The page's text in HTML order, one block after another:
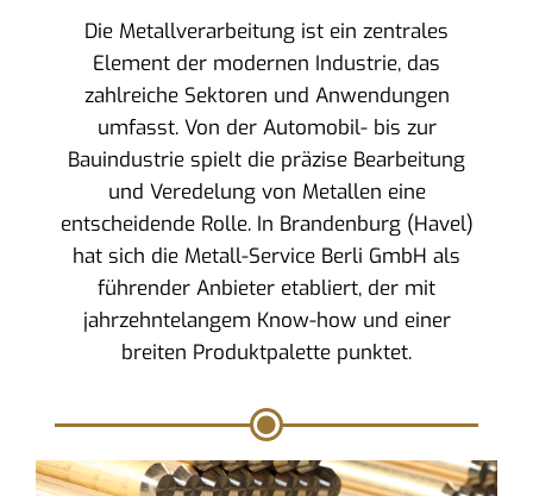
Die Metallverarbeitung ist ein zentrales
Element der modernen Industrie, das
zahlreiche Sektoren und Anwendungen
umfasst. Von der Automobil- bis zur
Bauindustrie spielt die präzise Bearbeitung
und Veredelung von Metallen eine
entscheidende Rolle. In Brandenburg (Havel)
hat sich die Metall-Service Berli GmbH als
führender Anbieter etabliert, der mit
jahrzehntelangem Know-how und einer
breiten Produktpalette punktet.